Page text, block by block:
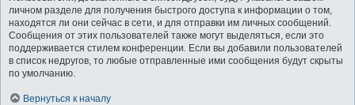
личном разделе для получения быстрого доступа к информации о том,
находятся ли они сейчас в сети, и для отправки им личных сообщений.
Сообщения от этих пользователей также могут выделяться, если это
поддерживается стилем конференции. Если вы добавили пользователей
в список недругов, то любые отправленные ими сообщения будут скрыты
по умолчанию.
Вернуться к началу